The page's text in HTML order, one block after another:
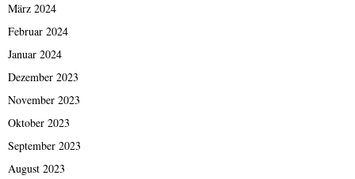
März 2024
Februar 2024
Januar 2024
Dezember 2023
November 2023
Oktober 2023
September 2023
August 2023